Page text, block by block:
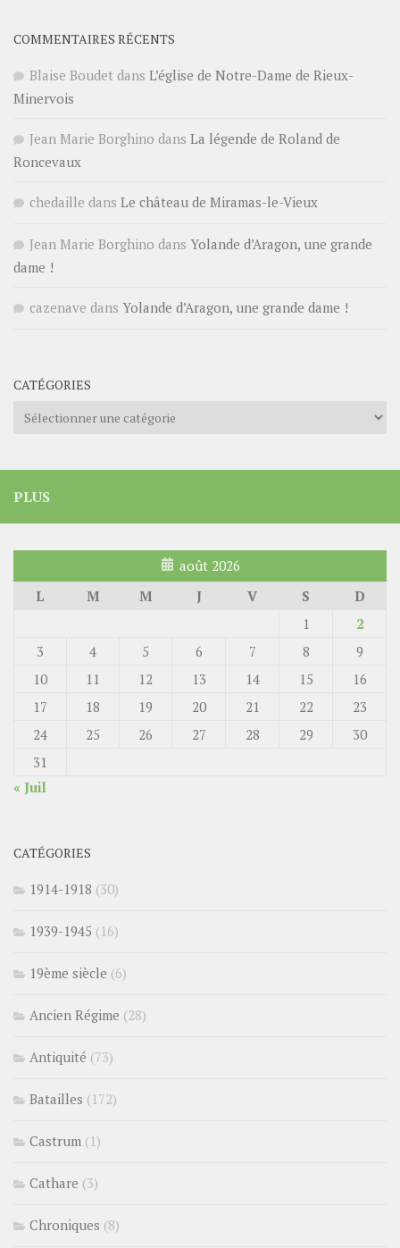
COMMENTAIRES RÉCENTS
Blaise Boudet dans L’église de Notre-Dame de Rieux-
Minervois
Jean Marie Borghino dans La légende de Roland de
Roncevaux
chedaille dans Le château de Miramas-le-Vieux
Jean Marie Borghino dans Yolande d’Aragon, une grande
dame !
cazenave dans Yolande d’Aragon, une grande dame !
CATÉGORIES
Catégories
PLUS
août 2026
L
M M J V S
D
1
2
3
4 5 6 7 8
9
10
11 12 13 14 15
16
17
18 19 20 21 22
23
24
25 26 27 28 29
30
31
« Juil
CATÉGORIES
1914-1918 (30)
1939-1945 (16)
19ème siècle (6)
Ancien Régime (28)
Antiquité (73)
Batailles (172)
Castrum (1)
Cathare (3)
Chroniques (8)